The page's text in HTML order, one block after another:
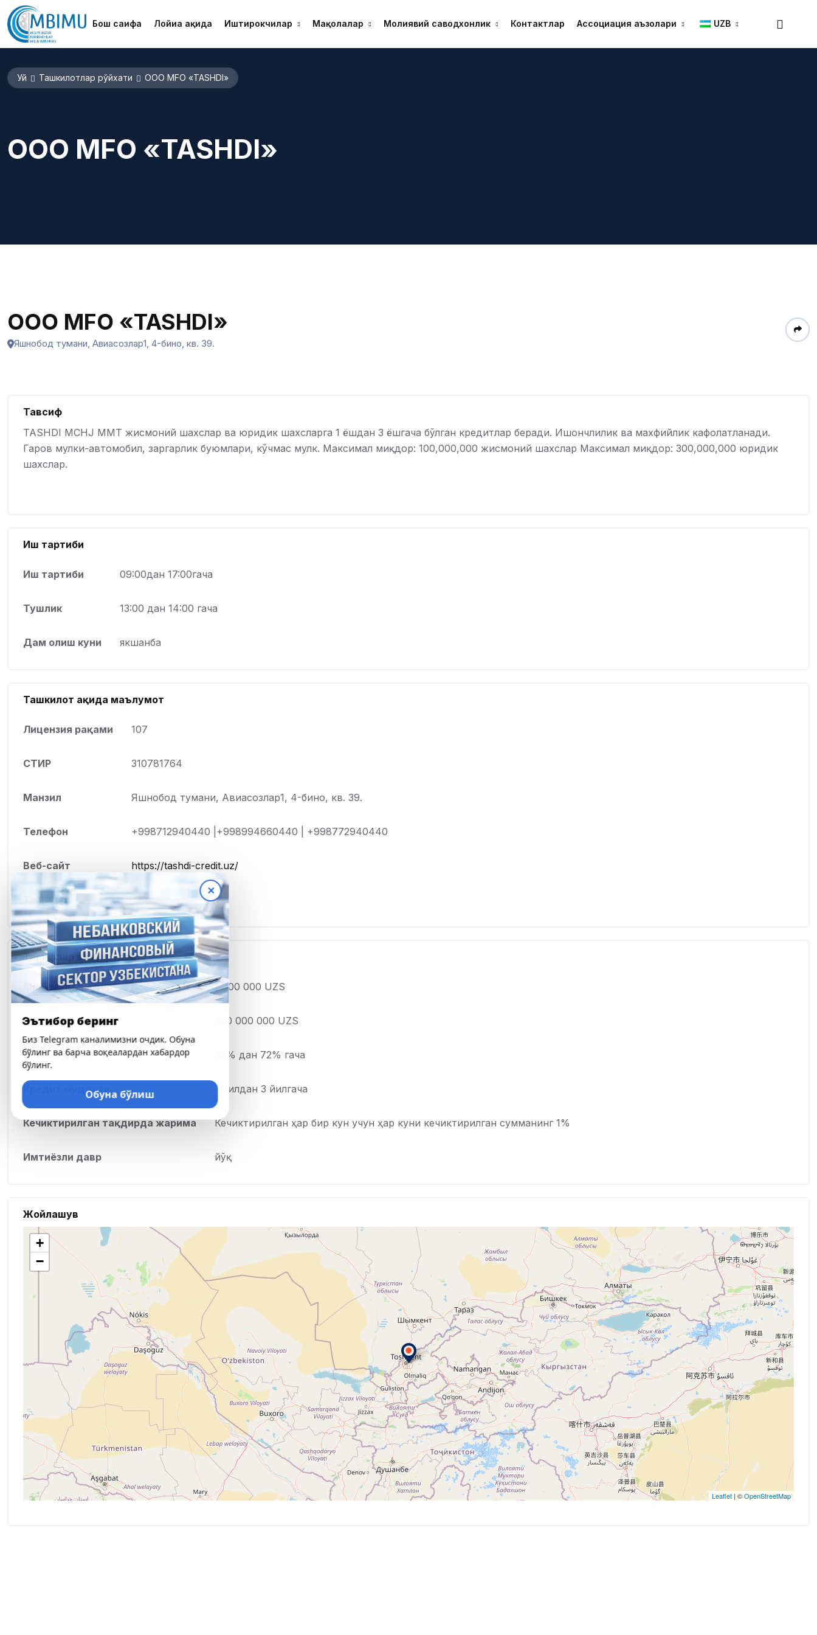
Бош саҳифа Лойиҳа ҳақида Иштирокчилар Мақолалар Молиявий саводхонлик Контактлар Ассоциация аъзолари UZB
Уй Ташкилотлар рўйхати OOO МFО «TASHDI»
OOO МFО «TASHDI»
OOO МFО «TASHDI»
Яшнобод тумани, Авиасозлар1, 4-бино, кв. 39.
Тавсиф
TASHDI MCHJ MMT жисмоний шахслар ва юридик шахсларга 1 ёшдан 3 ёшгача бўлган кредитлар беради. Ишончлилик ва махфийлик кафолатланади.
Гаров мулки-автомобил, заргарлик буюмлари, кўчмас мулк. Максимал миқдор: 100,000,000 жисмоний шахслар Максимал миқдор: 300,000,000 юридик
шахслар.
Иш тартиби
Иш тартиби 09:00дан 17:00гача
Тушлик 13:00 дан 14:00 гача
Дам олиш куни якшанба
Ташкилот ҳақида маълумот
Лицензия рақами 107
СТИР 310781764
Манзил Яшнобод тумани, Авиасозлар1, 4-бино, кв. 39.
Телефон +998712940440 |+998994660440 | +998772940440
Веб-сайт https://tashdi-credit.uz/
Telegram
Тарифлар ва шартлар
Минимал миқдор 1 000 000 UZS
Максимал миқдор 300 000 000 UZS
Ставка фоизи 36% дан 72% гача
Кредит муддати 1 йилдан 3 йилгача
Кечиктирилган тақдирда жарима Кечиктирилган ҳар бир кун учун ҳар куни кечиктирилган сумманинг 1%
Имтиёзли давр йўқ
Жойлашув
+
−
Leaflet | ©OpenStreetMap
✕
Эътибор беринг
Биз Telegram каналимизни очдик. Обуна
бўлинг ва барча воқеалардан хабардор
бўлинг.
Обуна бўлиш